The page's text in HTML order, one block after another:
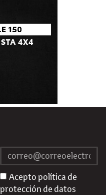
Acepto política de
protección de datos